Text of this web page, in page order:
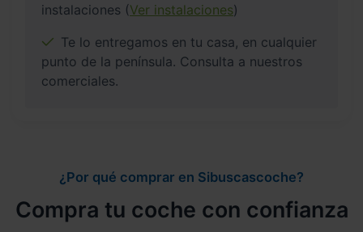
instalaciones (Ver instalaciones)
Te lo entregamos en tu casa, en cualquier
punto de la península. Consulta a nuestros
comerciales.
¿Por qué comprar en Sibuscascoche?
Compra tu coche con confianza